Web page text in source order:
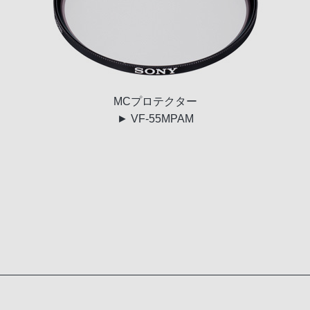
MCプロテクター
► VF-55MPAM